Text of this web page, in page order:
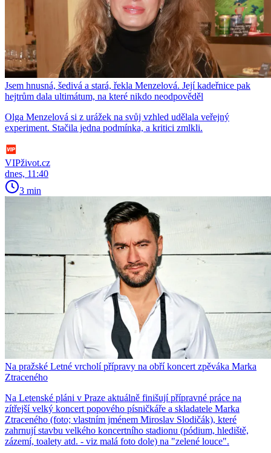
Jsem hnusná, šedivá a stará, řekla Menzelová. Její kadeřnice pak
hejtrům dala ultimátum, na které nikdo neodpověděl
Olga Menzelová si z urážek na svůj vzhled udělala veřejný
experiment. Stačila jedna podmínka, a kritici zmlkli.
VIPživot.cz
dnes, 11:40
3 min
Na pražské Letné vrcholí přípravy na obří koncert zpěváka Marka
Ztraceného
Na Letenské pláni v Praze aktuálně finišují přípravné práce na
zítřejší velký koncert popového písničkáře a skladatele Marka
Ztraceného (foto; vlastním jménem Miroslav Slodičák), které
zahrnují stavbu velkého koncertního stadionu (pódium, hlediště,
zázemí, toalety atd. - viz malá foto dole) na "zelené louce".